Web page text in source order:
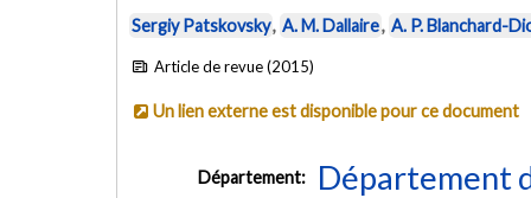
Sergiy Patskovsky, A. M. Dallaire, A. P. Blanchard-
Article de revue (2015)
Un lien externe est disponible pour ce document
Département: Département